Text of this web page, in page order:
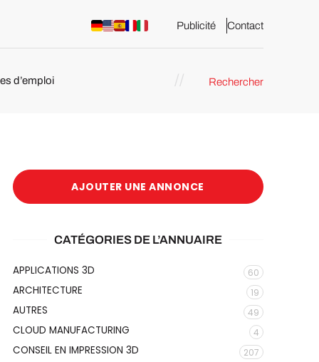
Publicité Contact
d’emploi Rechercher
AJOUTER UNE ANNONCE
CATÉGORIES DE L’ANNUAIRE
APPLICATIONS 3D 60
ARCHITECTURE 19
AUTRES 49
CLOUD MANUFACTURING 4
CONSEIL EN IMPRESSION 3D 207